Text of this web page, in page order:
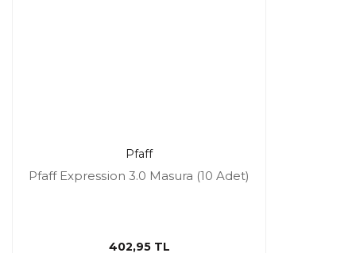
Pfaff
Pfaff Expression 3.0 Masura (10 Adet)
402,95 TL